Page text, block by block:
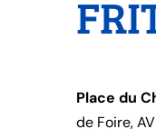
Place du
de Foire,